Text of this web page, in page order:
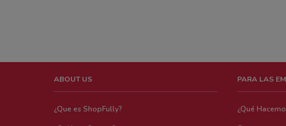
ABOUT US
¿Que es ShopFully?
PARA LAS
¿Qué